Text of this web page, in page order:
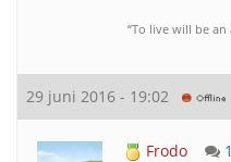
“To live will be
29 juni 2016 - 19:02
Frodo